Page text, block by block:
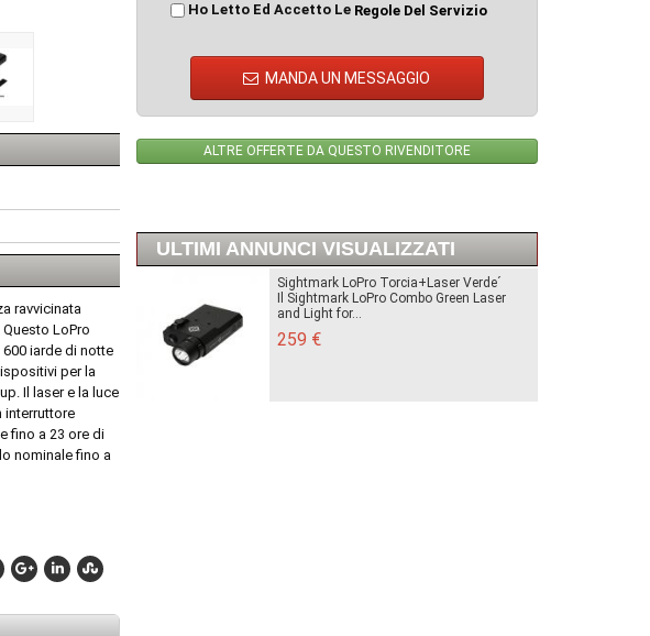
ravvicinata
LoPro
iarde di notte
per la
Il laser e la luce
interruttore
fino a 23 ore di
nominale fino a
Ho Letto Ed Accetto Le Regole Del Servizio
MANDA UN MESSAGGIO
ALTRE OFFERTE DA QUESTO RIVENDITORE
ULTIMI ANNUNCI VISUALIZZATI
Sightmark LoPro Torcia+Laser Verde´
Il Sightmark LoPro Combo Green Laser
and Light for...
259 €